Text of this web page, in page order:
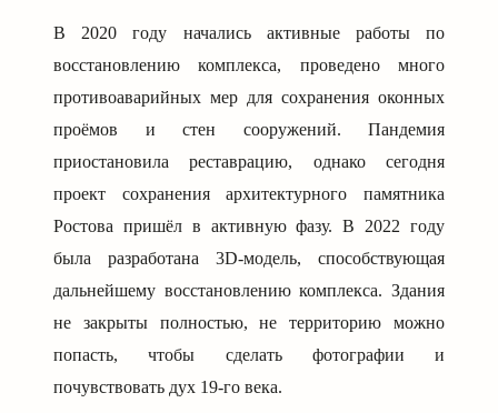
В 2020 году начались активные работы по
восстановлению комплекса, проведено много
противоаварийных мер для сохранения оконных
проёмов и стен сооружений. Пандемия
приостановила реставрацию, однако сегодня
проект сохранения архитектурного памятника
Ростова пришёл в активную фазу. В 2022 году
была разработана 3D-модель, способствующая
дальнейшему восстановлению комплекса. Здания
не закрыты полностью, не территорию можно
попасть, чтобы сделать фотографии и
почувствовать дух 19-го века.